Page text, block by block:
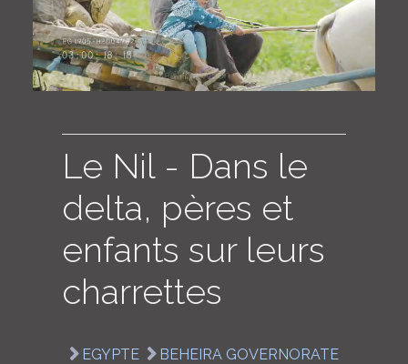
COLLECTIONS
LOGIN
ENGLISH
Le Nil - Dans le
delta, pères et
enfants sur leurs
charrettes
EGYPTE
BEHEIRA GOVERNORATE